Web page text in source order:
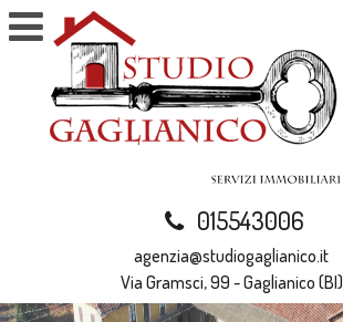
015543006
agenzia@studiogaglianico.it
Via Gramsci, 99 - Gaglianico (BI)